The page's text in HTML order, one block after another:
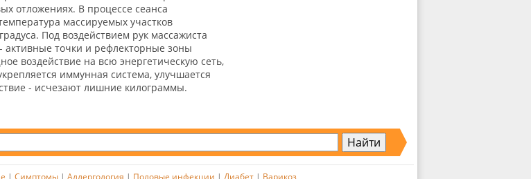
отложениях. В процессе сеанса
массируемых участков
Под воздействием рук массажиста
активные точки и рефлекторные зоны
воздействие на всю энергетическую сеть,
иммунная система, улучшается
- исчезают лишние килограммы.
| Симптомы| Аллергология | Половые инфекции | Диабет| Варикоз